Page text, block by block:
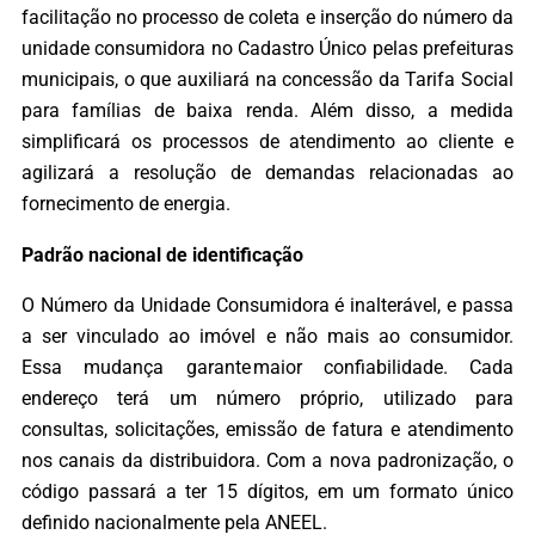
facilitação no processo de coleta e inserção do número da
unidade consumidora no Cadastro Único pelas prefeituras
municipais, o que auxiliará na concessão da Tarifa Social
para famílias de baixa renda. Além disso, a medida
simplificará os processos de atendimento ao cliente e
agilizará a resolução de demandas relacionadas ao
fornecimento de energia.
Padrão nacional de identificação
O Número da Unidade Consumidora é inalterável, e passa
a ser vinculado ao imóvel e não mais ao consumidor.
Essa mudança garante maior confiabilidade. Cada
endereço terá um número próprio, utilizado para
consultas, solicitações, emissão de fatura e atendimento
nos canais da distribuidora. Com a nova padronização, o
código passará a ter 15 dígitos, em um formato único
definido nacionalmente pela ANEEL.